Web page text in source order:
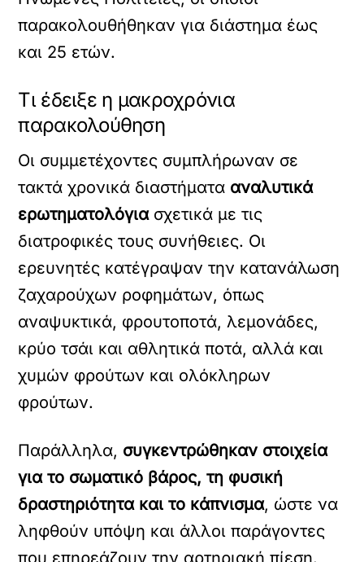
παρακολουθήθηκαν για διάστημα έως
και 25 ετών.
Τι έδειξε η μακροχρόνια
παρακολούθηση
Οι συμμετέχοντες συμπλήρωναν σε
τακτά χρονικά διαστήματα αναλυτικά
ερωτηματολόγιασχετικά με τις
διατροφικές τους συνήθειες. Οι
ερευνητές κατέγραψαν την κατανάλωση
ζαχαρούχων ροφημάτων, όπως
αναψυκτικά, φρουτοποτά, λεμονάδες,
κρύο τσάι και αθλητικά ποτά, αλλά και
χυμών φρούτων και ολόκληρων
φρούτων.
Παράλληλα, συγκεντρώθηκαν στοιχεία
για το σωματικό βάρος, τη φυσική
δραστηριότητα και το κάπνισμα, ώστε να
ληφθούν υπόψη και άλλοι παράγοντες
που επηρεάζουν την αρτηριακή πίεση.